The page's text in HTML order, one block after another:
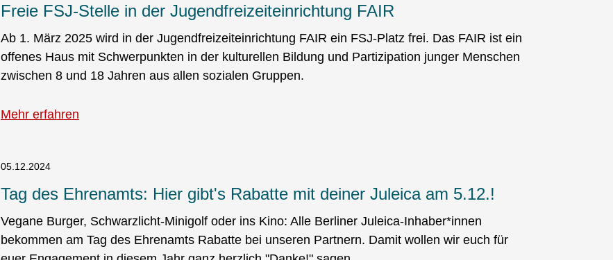
Freie FSJ-Stelle in der Jugendfreizeiteinrichtung FAIR
Ab 1. März 2025 wird in der Jugendfreizeiteinrichtung FAIR ein FSJ-Platz frei. Das FAIR ist ein
offenes Haus mit Schwerpunkten in der kulturellen Bildung und Partizipation junger Menschen
zwischen 8 und 18 Jahren aus allen sozialen Gruppen.
Mehr erfahren
05.12.2024
Tag des Ehrenamts: Hier gibt's Rabatte mit deiner Juleica am 5.12.!
Vegane Burger, Schwarzlicht-Minigolf oder ins Kino: Alle Berliner Juleica-Inhaber*innen
bekommen am Tag des Ehrenamts Rabatte bei unseren Partnern. Damit wollen wir euch für